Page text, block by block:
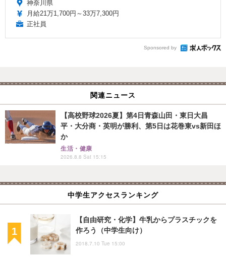
神奈川県
月給21万1,700円～33万7,300円
正社員
Sponsored by
関連ニュース
【高校野球2026夏】第4日青森山田・東日大昌
平・大分商・英明が勝利、第5日は花巻東vs新田ほ
か
生活・健康
2026.8.8 Sat 15:15
中学生アクセスランキング
【自由研究・化学】牛乳からプラスチックを
作ろう（中学生向け）
2018.7.10 Tue 15:00